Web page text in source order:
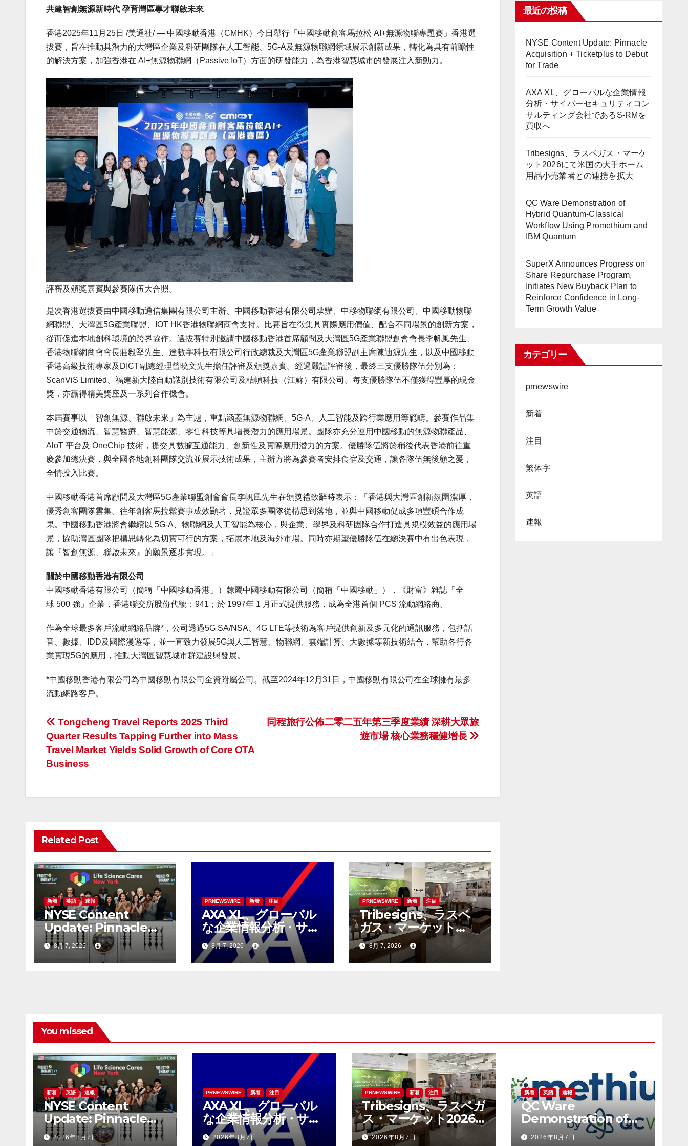
共建智創無源新時代 孕育灣區專才聯啟未來
香港2025年11月25日 /美通社/ — 中國移動香港（CMHK）今日舉行「中國移動創客馬拉松 AI+無源物聯專題賽」香港選
拔賽，旨在推動具潛力的大灣區企業及科研團隊在人工智能、5G-A及無源物聯網領域展示創新成果，轉化為具有前瞻性
的解決方案，加強香港在 AI+無源物聯網（Passive IoT）方面的研發能力，為香港智慧城市的發展注入新動力。
評審及頒獎嘉賓與參賽隊伍大合照。
是次香港選拔賽由中國移動通信集團有限公司主辦、中國移動香港有限公司承辦、中移物聯網有限公司、中國移動物聯
網聯盟、大灣區5G產業聯盟、IOT HK香港物聯網商會支持。比賽旨在徵集具實際應用價值、配合不同場景的創新方案，
從而促進本地創科環境的跨界協作。選拔賽特別邀請中國移動香港首席顧問及大灣區5G產業聯盟創會會長李帆風先生、
香港物聯網商會會長莊毅堅先生、達數字科技有限公司行政總裁及大灣區5G產業聯盟副主席陳迪源先生，以及中國移動
香港高級技術專家及DICT副總經理曾曉文先生擔任評審及頒獎嘉賓。經過嚴謹評審後，最終三支優勝隊伍分別為：
ScanViS Limited、福建新大陸自動識別技術有限公司及桔幀科技（江蘇）有限公司。每支優勝隊伍不僅獲得豐厚的現金
獎，亦贏得精美獎座及一系列合作機會。
本屆賽事以「智創無源、聯啟未來」為主題，重點涵蓋無源物聯網、5G-A、人工智能及跨行業應用等範疇。參賽作品集
中於交通物流、智慧醫療、智慧能源、零售科技等具增長潛力的應用場景。團隊亦充分運用中國移動的無源物聯產品、
AloT 平台及 OneChip 技術，提交具數據互通能力、創新性及實際應用潛力的方案。優勝隊伍將於稍後代表香港前往重
慶參加總決賽，與全國各地創科團隊交流並展示技術成果，主辦方將為參賽者安排食宿及交通，讓各隊伍無後顧之憂，
全情投入比賽。
中國移動香港首席顧問及大灣區5G產業聯盟創會會長李帆風先生在頒獎禮致辭時表示：「香港與大灣區創新氛圍濃厚，
優秀創客團隊雲集。往年創客馬拉鬆賽事成效顯著，見證眾多團隊從構思到落地，並與中國移動促成多項豐碩合作成
果。中國移動香港將會繼續以 5G-A、物聯網及人工智能為核心，與企業、學界及科研團隊合作打造具規模效益的應用場
景，協助灣區團隊把構思轉化為切實可行的方案，拓展本地及海外市場。同時亦期望優勝隊伍在總決賽中有出色表現，
讓『智創無源、聯啟未來』的願景逐步實現。」
關於中國移動香港有限公司
中國移動香港有限公司（簡稱「中國移動香港」）隸屬中國移動有限公司（簡稱「中國移動」），《財富》雜誌「全
球 500 強」企業，香港聯交所股份代號：941；於 1997年 1 月正式提供服務，成為全港首個 PCS 流動網絡商。
作為全球最多客戶流動網絡品牌*，公司透過5G SA/NSA、4G LTE等技術為客戶提供創新及多元化的通訊服務，包括話
音、數據、IDD及國際漫遊等，並一直致力發展5G與人工智慧、物聯網、雲端計算、大數據等新技術結合，幫助各行各
業實現5G的應用，推動大灣區智慧城市群建設與發展。
*中國移動香港有限公司為中國移動有限公司全資附屬公司。截至2024年12月31日，中國移動有限公司在全球擁有最多
流動網路客戶。
投
稿
ナ
ー
シ
ョ
ン
同程旅行公佈二零二五年第三季度業績 深耕大眾旅
遊市場 核心業務穩健增長
Tongcheng Travel Reports 2025 Third
Quarter Results Tapping Further into Mass
Travel Market Yields Solid Growth of Core OTA
Business
Related Post
新着 英語 速報
NYSE Content
Update: Pinnacle
Acquisition +
Ticketplus to Debut
for Trade
8月 7, 2026
PRNEWSWIRE 新着 注目
AXA XL、グローバル
な企業情報分析・サイ
バーセキュリティコン
サルティング会社であ
るS-RMを買収へ
8月 7, 2026
PRNEWSWIRE 新着 注目
Tribesigns、ラスベ
ガス・マーケット
2026にて米国の大手
ホーム用品小売業者と
の連携を拡大
8月 7, 2026
最近の投稿
NYSE Content Update: Pinnacle
Acquisition + Ticketplus to Debut
for Trade
AXA XL、グローバルな企業情報
分析・サイバーセキュリティコン
サルティング会社であるS-RMを
買収へ
Tribesigns、ラスベガス・マーケ
ット2026にて米国の大手ホーム
用品小売業者との連携を拡大
QC Ware Demonstration of
Hybrid Quantum-Classical
Workflow Using Promethium and
IBM Quantum
SuperX Announces Progress on
Share Repurchase Program,
Initiates New Buyback Plan to
Reinforce Confidence in Long-
Term Growth Value
カテゴリー
prnewswire
新着
注目
繁体字
英語
速報
You missed
新着 英語 速報
NYSE Content
Update: Pinnacle
Acquisition +
2026年8月7日
PRNEWSWIRE 新着 注目
AXA XL、グローバル
な企業情報分析・サイ
バーセキュリティコン
2026年8月7日
PRNEWSWIRE 新着 注目
Tribesigns、ラスベガ
ス・マーケット2026
にて米国の大手ホーム
2026年8月7日
新着 英語 速報
QC Ware
Demonstration of
Hybrid Quantum-
2026年8月7日